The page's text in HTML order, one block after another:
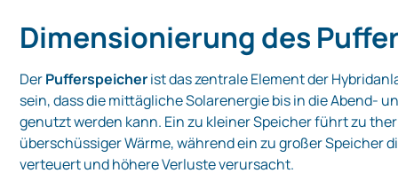
Dimensionierung des
DerPufferspeicherist das zentrale Element der
sein, dass die mittägliche Solarenergie bis in die Abend‑
genutzt werden kann. Ein zu kleiner Speicher führt zu
überschüssiger Wärme, während ein zu großer Speicher
verteuert und höhere Verluste verursacht.